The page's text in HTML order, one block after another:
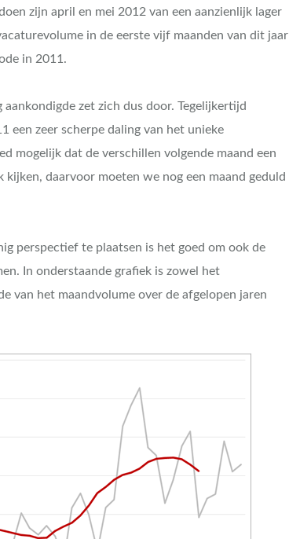
zijn april en mei 2012 van een aanzienlijk lager
in de eerste vijf maanden van dit jaar
in 2011.
zet zich dus door. Tegelijkertijd
een zeer scherpe daling van het unieke
mogelijk dat de verschillen volgende maand een
daarvoor moeten we nog een maand geduld
perspectief te plaatsen is het goed om ook de
In onderstaande grafiek is zowel het
van het maandvolume over de afgelopen jaren